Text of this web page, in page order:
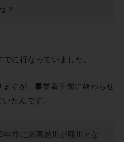
？
に行なっていました。
すが、事業着手前に終わらせ
たんです。
年前に東高梁川が廃川とな